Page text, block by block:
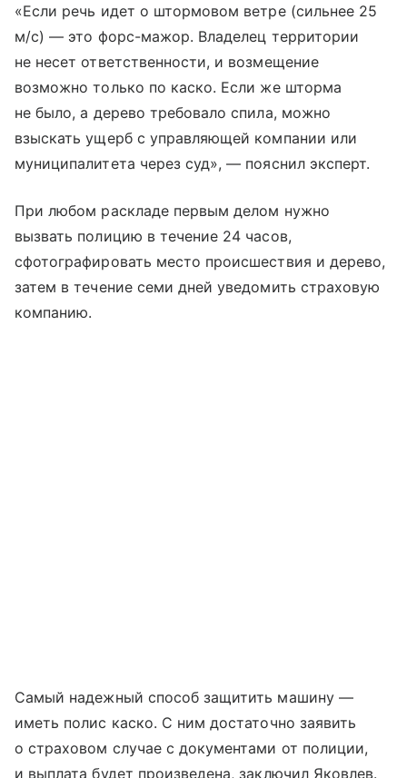
«Если речь идет о штормовом ветре (сильнее 25
м/с) — это форс-мажор. Владелец территории
не несет ответственности, и возмещение
возможно только по каско. Если же шторма
не было, а дерево требовало спила, можно
взыскать ущерб с управляющей компании или
муниципалитета через суд», — пояснил эксперт.
При любом раскладе первым делом нужно
вызвать полицию в течение 24 часов,
сфотографировать место происшествия и дерево,
затем в течение семи дней уведомить страховую
компанию.
Самый надежный способ защитить машину —
иметь полис каско. С ним достаточно заявить
о страховом случае с документами от полиции,
и выплата будет произведена, заключил Яковлев.